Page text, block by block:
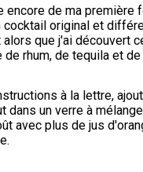
encore de ma première
cocktail original et
alors que j'ai découvert
de rhum, de tequila et de
à la lettre,
dans un verre à
avec plus de jus